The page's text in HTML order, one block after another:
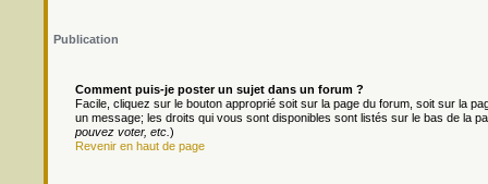
Publication
Comment puis-je poster un sujet dans un forum ?
Facile, cliquez sur le bouton approprié soit sur la page du forum, soit sur la
un message; les droits qui vous sont disponibles sont listés sur le bas de la
pouvez voter, etc. )
Revenir en haut de page